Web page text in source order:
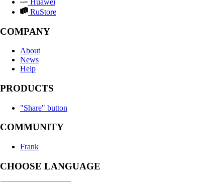
RuStore
COMPANY
About
News
Help
PRODUCTS
"Share" button
COMMUNITY
Frank
CHOOSE LANGUAGE